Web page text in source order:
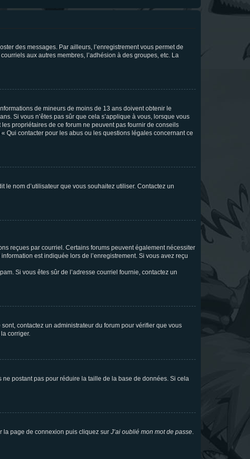
des messages. Par ailleurs, l’enregistrement vous permet de
aux autres membres, l’adhésion à des groupes, etc. La
de mineurs de moins de 13 ans doivent obtenir le
Si vous n’êtes pas sûr que cela s’applique à vous, lorsque vous
propriétaires de ce forum ne peuvent pas fournir de conseils
Qui contacter pour les abus ou les questions légales concernant ce
le nom d’utilisateur que vous souhaitez utiliser. Contactez un
reçues par courriel. Certains forums peuvent également nécessiter
est indiquée lors de l’enregistrement. Si vous avez reçu
Si vous êtes sûr de l’adresse courriel fournie, contactez un
contactez un administrateur du forum pour vérifier que vous
corriger.
ne postant pas pour réduire la taille de la base de données. Si cela
la page de connexion puis cliquez sur J’ai oublié mon mot de passe.